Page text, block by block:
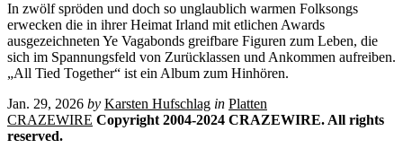
In zwölf spröden und doch so unglaublich warmen Folksongs
erwecken die in ihrer Heimat Irland mit etlichen Awards
ausgezeichneten Ye Vagabonds greifbare Figuren zum Leben, die
sich im Spannungsfeld von Zurücklassen und Ankommen aufreiben.
„All Tied Together“ ist ein Album zum Hinhören.
Jan. 29, 2026 by Karsten Hufschlag in Platten
CRAZEWIRE Copyright 2004-2024 CRAZEWIRE. All rights
reserved.